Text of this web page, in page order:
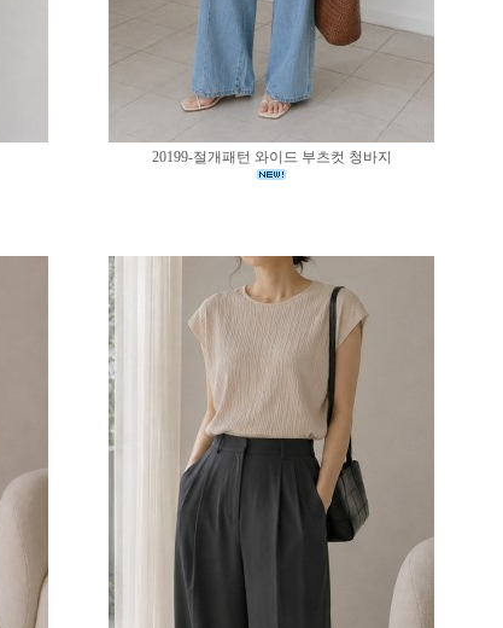
20199-절개패턴 와이드 부츠컷 청바지